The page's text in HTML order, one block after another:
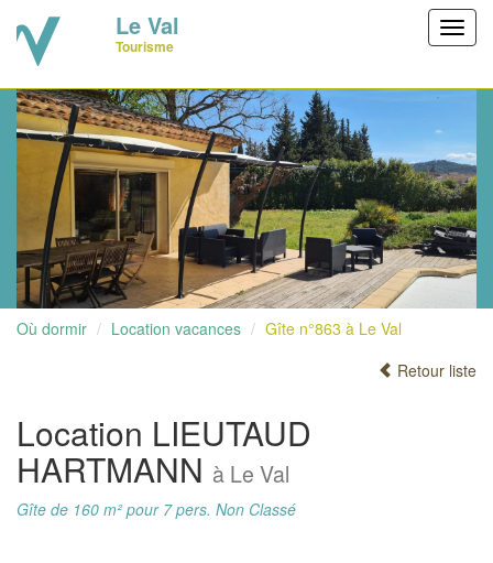
Le Val
Tourisme
Où dormir Location vacances
Gîte n°863 à Le Val
Retour liste
Location LIEUTAUD
HARTMANN à Le Val
Gîte de 160 m² pour 7 pers. Non Classé